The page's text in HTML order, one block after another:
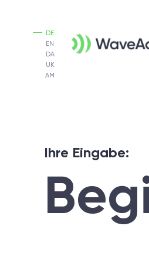
AM
UK
DE
DA
EN
Ihre Eingabe: